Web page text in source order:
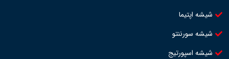
شیشه اپتیما
شیشه سورننتو
شیشه اسپورتیج